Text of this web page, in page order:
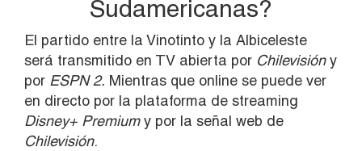
Sudamericanas?
El partido entre la Vinotinto y la Albiceleste
será transmitido en TV abierta por Chilevisióny
por ESPN 2. Mientras que online se puede ver
en directo por la plataforma de streaming
Disney+ Premiumy por la señal web de
Chilevisión.